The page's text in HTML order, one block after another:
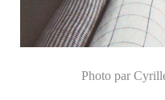
Photo par